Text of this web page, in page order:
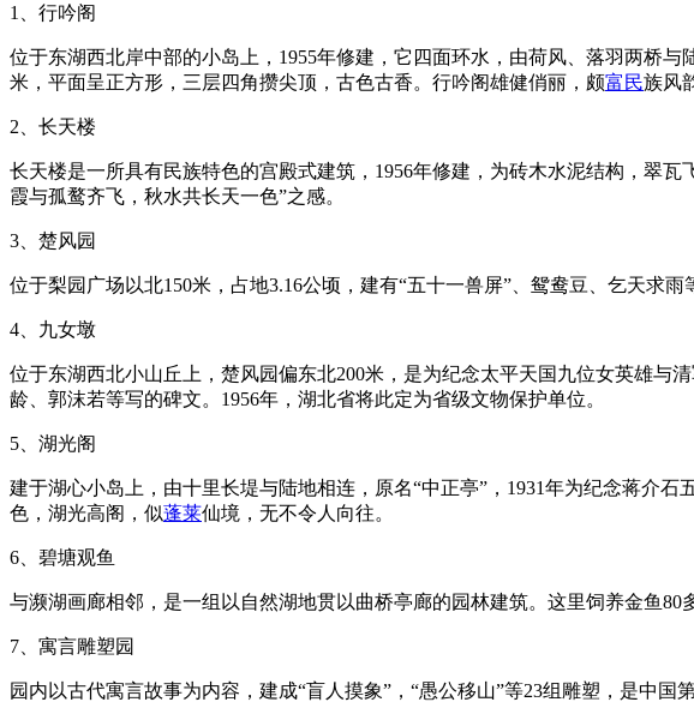
1、行吟阁
位于东湖西北岸中部的小岛上，1955年修建，它四面环水，由荷风、落羽两桥
米，平面呈正方形，三层四角攒尖顶，古色古香。行吟阁雄健俏丽，颇富民族风
2、长天楼
长天楼是一所具有民族特色的宫殿式建筑，1956年修建，为砖木水泥结构，翠
霞与孤鹜齐飞，秋水共长天一色”之感。
3、楚风园
位于梨园广场以北150米，占地3.16公顷，建有“五十一兽屏”、鸳鸯豆、乞天求
4、九女墩
位于东湖西北小山丘上，楚风园偏东北200米，是为纪念太平天国九位女英雄与
龄、郭沫若等写的碑文。1956年，湖北省将此定为省级文物保护单位。
5、湖光阁
建于湖心小岛上，由十里长堤与陆地相连，原名“中正亭”，1931年为纪念蒋介
色，湖光高阁，似蓬莱仙境，无不令人向往。
6、碧塘观鱼
与濒湖画廊相邻，是一组以自然湖地贯以曲桥亭廊的园林建筑。这里饲养金鱼
7、寓言雕塑园
园内以古代寓言故事为内容，建成“盲人摸象”，“愚公移山”等23组雕塑，是中国